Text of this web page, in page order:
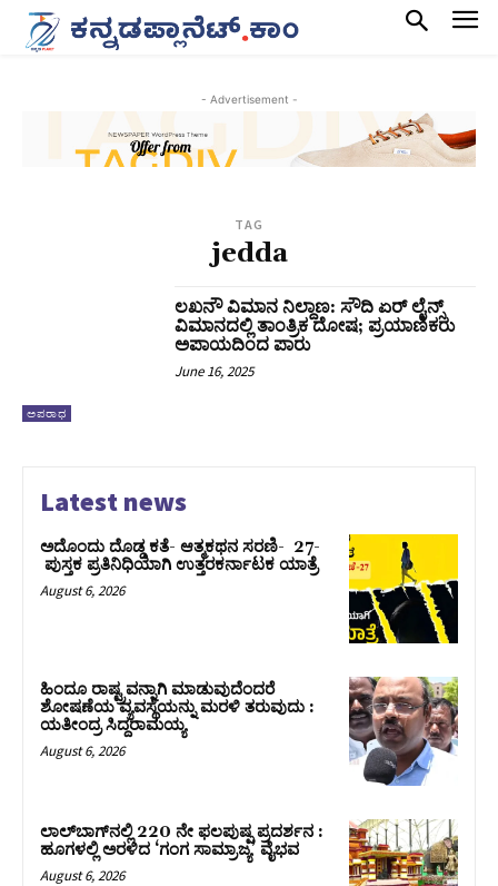
- Advertisement -
TAG
jedda
ಅಪರಾಧ
ಲಖನೌ ವಿಮಾನ ನಿಲ್ದಾಣ: ಸೌದಿ ಏರ್‌ ಲೈನ್ಸ್
ವಿಮಾನದಲ್ಲಿ ತಾಂತ್ರಿಕ ದೋಷ; ಪ್ರಯಾಣಿಕರು
ಅಪಾಯದಿಂದ ಪಾರು
June 16, 2025
Latest news
ಅದೊಂದು ದೊಡ್ಡ ಕತೆ- ಆತ್ಮಕಥನ ಸರಣಿ- 27-
ಪುಸ್ತಕ ಪ್ರತಿನಿಧಿಯಾಗಿ ಉತ್ತರಕರ್ನಾಟಕ ಯಾತ್ರೆ
August 6, 2026
ಹಿಂದೂ ರಾಷ್ಟ್ರವನ್ನಾಗಿ ಮಾಡುವುದೆಂದರೆ
ಶೋಷಣೆಯ ವ್ಯವಸ್ಥೆಯನ್ನು ಮರಳಿ ತರುವುದು :
ಯತೀಂದ್ರ ಸಿದ್ದರಾಮಯ್ಯ
August 6, 2026
ಲಾಲ್‍ಬಾಗ್‍ನಲ್ಲಿ 220 ನೇ ಫಲಪುಷ್ಪ ಪ್ರದರ್ಶನ :
ಹೂಗಳಲ್ಲಿ ಅರಳಿದ ‘ಗಂಗ ಸಾಮ್ರಾಜ್ಯ’ ವೈಭವ
August 6, 2026